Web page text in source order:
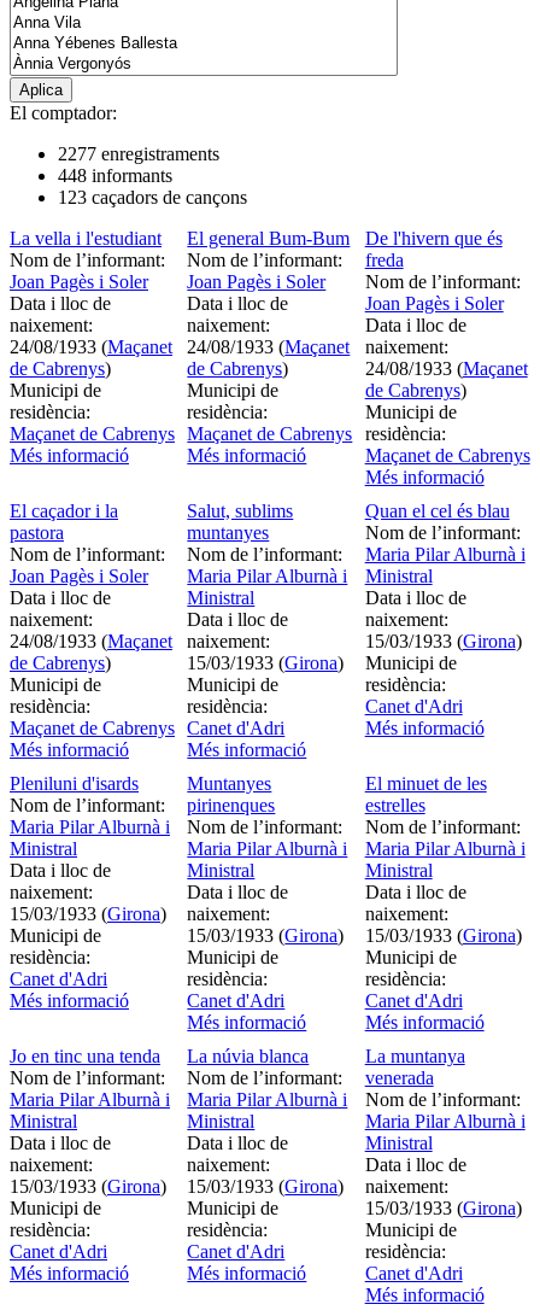
Aplica
El comptador:
2277 enregistraments
448 informants
123 caçadors de cançons
La vella i l'estudiant
Nom de l’informant:
Joan Pagès i Soler
Data i lloc de
naixement:
24/08/1933 (Maçanet
de Cabrenys)
Municipi de
residència:
Maçanet de Cabrenys
Més informació
El general Bum-Bum
Nom de l’informant:
Joan Pagès i Soler
Data i lloc de
naixement:
24/08/1933 (Maçanet
de Cabrenys)
Municipi de
residència:
Maçanet de Cabrenys
Més informació
De l'hivern que és
freda
Nom de l’informant:
Joan Pagès i Soler
Data i lloc de
naixement:
24/08/1933 (Maçanet
de Cabrenys)
Municipi de
residència:
Maçanet de Cabrenys
Més informació
El caçador i la
pastora
Nom de l’informant:
Joan Pagès i Soler
Data i lloc de
naixement:
24/08/1933 (Maçanet
de Cabrenys)
Municipi de
residència:
Maçanet de Cabrenys
Més informació
Salut, sublims
muntanyes
Nom de l’informant:
Maria Pilar Alburnà i
Ministral
Data i lloc de
naixement:
15/03/1933 (Girona)
Municipi de
residència:
Canet d'Adri
Més informació
Quan el cel és blau
Nom de l’informant:
Maria Pilar Alburnà i
Ministral
Data i lloc de
naixement:
15/03/1933 (Girona)
Municipi de
residència:
Canet d'Adri
Més informació
Pleniluni d'isards
Nom de l’informant:
Maria Pilar Alburnà i
Ministral
Data i lloc de
naixement:
15/03/1933 (Girona)
Municipi de
residència:
Canet d'Adri
Més informació
Muntanyes
pirinenques
Nom de l’informant:
Maria Pilar Alburnà i
Ministral
Data i lloc de
naixement:
15/03/1933 (Girona)
Municipi de
residència:
Canet d'Adri
Més informació
El minuet de les
estrelles
Nom de l’informant:
Maria Pilar Alburnà i
Ministral
Data i lloc de
naixement:
15/03/1933 (Girona)
Municipi de
residència:
Canet d'Adri
Més informació
Jo en tinc una tenda
Nom de l’informant:
Maria Pilar Alburnà i
Ministral
Data i lloc de
naixement:
15/03/1933 (Girona)
Municipi de
residència:
Canet d'Adri
Més informació
La núvia blanca
Nom de l’informant:
Maria Pilar Alburnà i
Ministral
Data i lloc de
naixement:
15/03/1933 (Girona)
Municipi de
residència:
Canet d'Adri
Més informació
La muntanya
venerada
Nom de l’informant:
Maria Pilar Alburnà i
Ministral
Data i lloc de
naixement:
15/03/1933 (Girona)
Municipi de
residència:
Canet d'Adri
Més informació